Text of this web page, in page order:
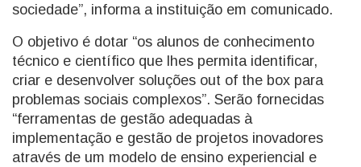
sociedade”, informa a instituição em comunicado.
O objetivo é dotar “os alunos de conhecimento
técnico e científico que lhes permita identificar,
criar e desenvolver soluções out of the box para
problemas sociais complexos”. Serão fornecidas
“ferramentas de gestão adequadas à
implementação e gestão de projetos inovadores
através de um modelo de ensino experiencial e